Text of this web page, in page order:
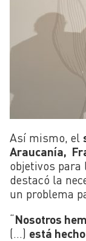
Así mismo, el
Araucanía,
objetivos para
destacó la
un problema
“Nosotros
(…) está